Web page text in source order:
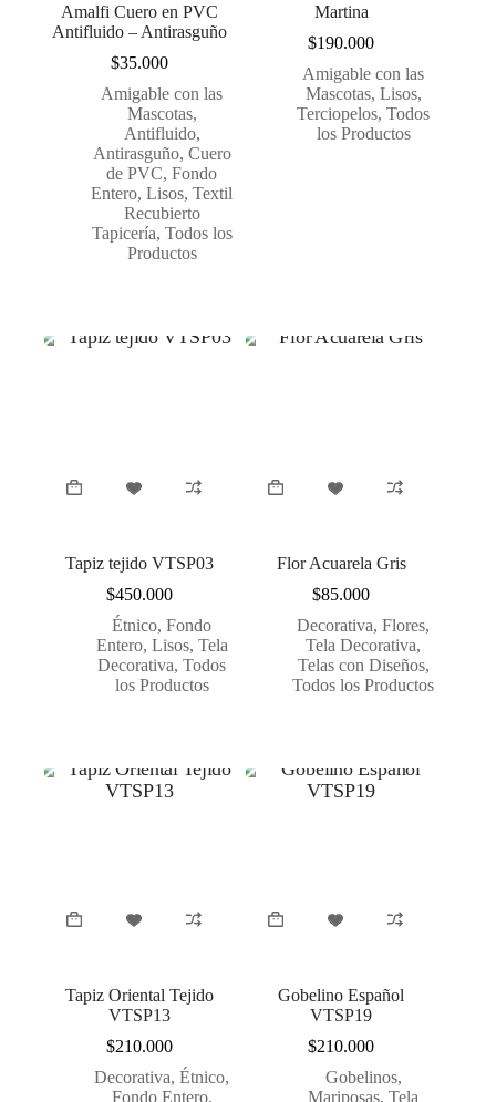
Amalfi Cuero en PVC
Antifluido – Antirasguño
$35.000
Amigable con las
Mascotas,
Antifluido,
Antirasguño, Cuero
de PVC,Fondo
Entero,Lisos,Textil
Recubierto
Tapicería, Todos los
Productos
Martina
$190.000
Amigable con las
Mascotas, Lisos,
Terciopelos,Todos
los Productos
Tapiz tejido VTSP03
$450.000
Étnico,Fondo
Entero, Lisos, Tela
Decorativa,Todos
los Productos
Flor Acuarela Gris
$85.000
Decorativa,Flores,
Tela Decorativa,
Telas con Diseños,
Todos los Productos
Tapiz Oriental Tejido
VTSP13
$210.000
Decorativa,Étnico,
Fondo Entero,
Gobelino Español
VTSP19
$210.000
Gobelinos,
Mariposas,Tela